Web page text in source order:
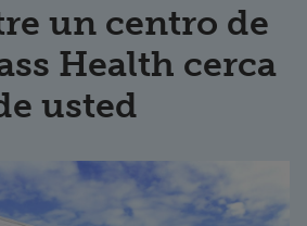
un centro de
Health cerca
usted